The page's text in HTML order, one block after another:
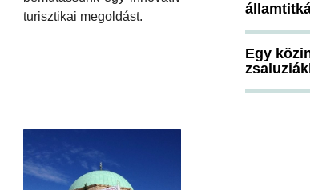
turisztikai megoldást.
Egy